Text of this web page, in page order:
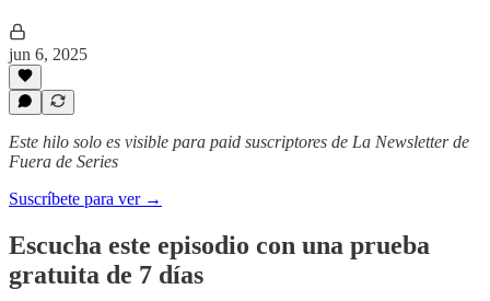
jun 6, 2025
Este hilo solo es visible para paid suscriptores de La Newsletter de
Fuera de Series
Suscríbete para ver →
Escucha este episodio con una prueba
gratuita de 7 días